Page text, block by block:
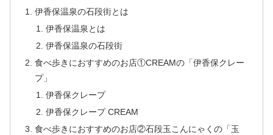
伊香保温泉の石段街とは
伊香保温泉とは
伊香保温泉の石段街
食べ歩きにおすすめのお店①CREAMの「伊香保クレー
プ」
伊香保クレープ
伊香保クレープ CREAM
食べ歩きにおすすめのお店②石段玉こんにゃくの「玉